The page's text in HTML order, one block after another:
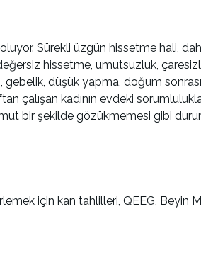
Sürekli üzgün hissetme hali,
hissetme, umutsuzluk,
düşük yapma, doğum
kadının evdeki
bir şekilde gözükmemesi gibi
için kan tahlilleri, QEEG, Beyin